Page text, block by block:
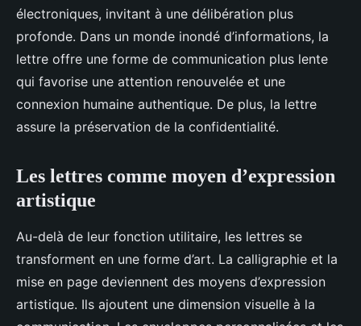
électroniques, invitant à une délibération plus
profonde. Dans un monde inondé d’informations, la
lettre offre une forme de communication plus lente
qui favorise une attention renouvelée et une
connexion humaine authentique. De plus, la lettre
assure la préservation de la confidentialité.
Les lettres comme moyen d’expression
artistique
Au-delà de leur fonction utilitaire, les lettres se
transforment en une forme d’art. La calligraphie et la
mise en page deviennent des moyens d’expression
artistique. Ils ajoutent une dimension visuelle à la